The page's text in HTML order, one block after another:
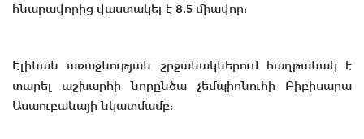
հնարավորից վաստակել է 8.5 միավոր:
Էլինան առաջնության շրջանակներում հաղթանակ է
տարել աշխարհի նորընծա չեմպիոնուհի Բիբիսարա
Ասաուբաևայի նկատմամբ: